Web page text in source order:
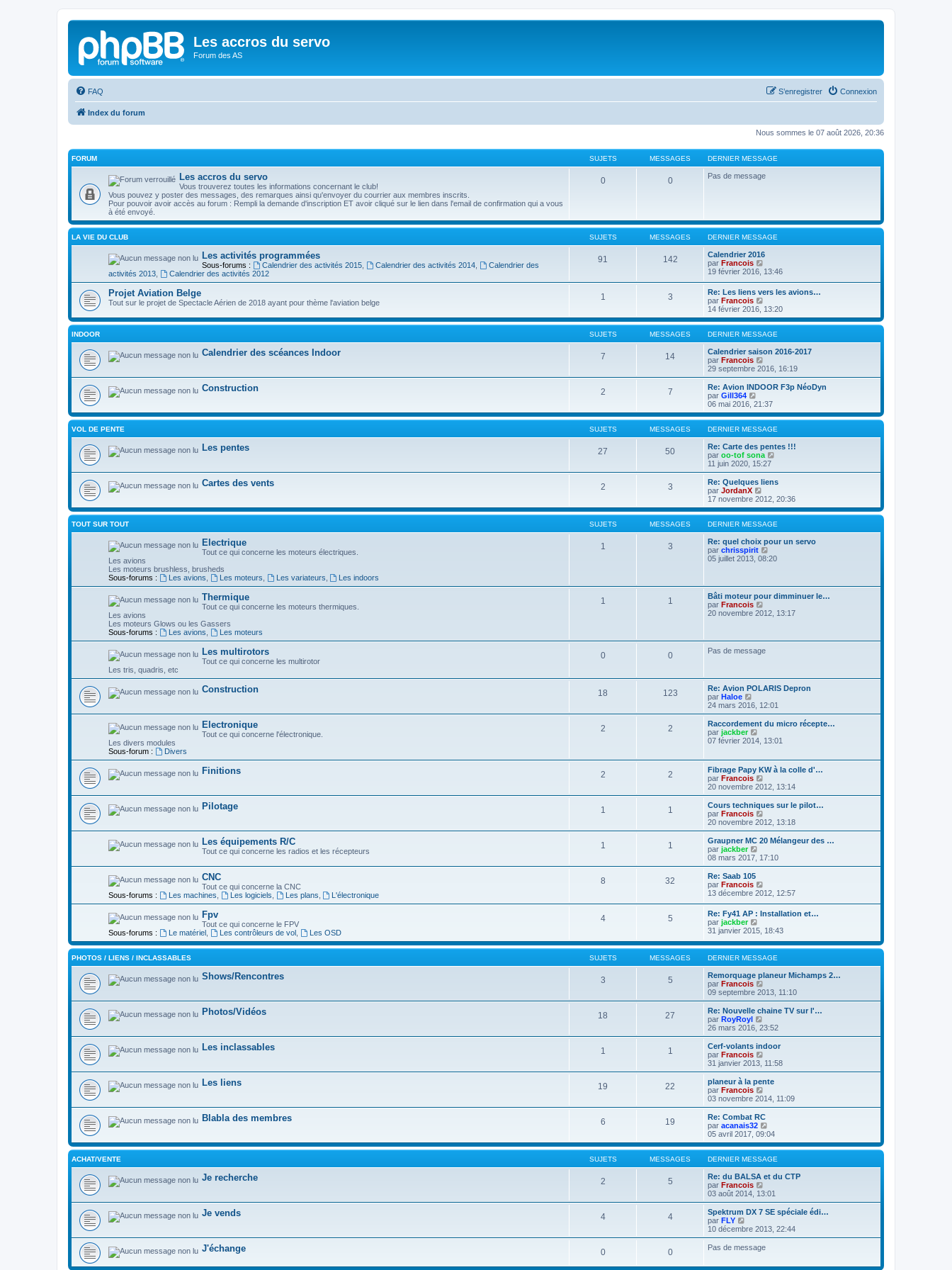
Les accros du servo
Forum des AS
FAQ Connexion
S’enregistrer
Index du forum
Nous sommes le 07 août 2026, 20:36
FORUM SUJETS MESSAGES DERNIER MESSAGE
Les accros du servo
Vous trouverez toutes les informations concernant le club!
Vous pouvez y poster des messages, des remarques ainsi qu'envoyer du courrier aux membres inscrits.
Pour pouvoir avoir accès au forum : Rempli la demande d'inscription ET avoir cliqué sur le lien dans l'email de confirmation qui a vous
à été envoyé.
0 0 Pas de message
LA VIE DU CLUB SUJETS MESSAGES DERNIER MESSAGE
Les activités programmées
Sous-forums : Calendrier des activités 2015, Calendrier des activités 2014,
Calendrier des
activités 2013
Calendrier des activités 2012
91 142
Calendrier 2016
par Francois
o
l
e
d
e
r
n
e
r
m
e
s
a
g
19 février 2016, 13:46
Projet Aviation Belge
Tout sur le projet de Spectacle Aérien de 2018 ayant pour thème l'aviation belge
1 3
Re: Les liens vers les avions…
par Francois
o
i
r
l
e
d
r
n
i
r
e
s
s
a
g
e
14 février 2016, 13:20
INDOOR SUJETS MESSAGES DERNIER MESSAGE
Calendrier des scéances Indoor 7 14
Calendrier saison 2016-2017
par Francois
o
i
r
e
e
r
n
i
e
r
e
s
s
a
g
e
29 septembre 2016, 16:19
Construction 2 7
Re: Avion INDOOR F3p NéoDyn
par Gill364
o
i
r
l
e
d
e
r
n
i
e
r
e
s
s
a
g
e
06 mai 2016, 21:37
VOL DE PENTE SUJETS MESSAGES DERNIER MESSAGE
Les pentes 27 50
Re: Carte des pentes !!!
par oo-tof sona
i
r
e
e
r
n
i
r
s
a
e
11 juin 2020, 15:27
Cartes des vents 2 3
Re: Quelques liens
par JordanX
o
i
r
l
e
d
e
r
m
e
s
g
e
17 novembre 2012, 20:36
TOUT SUR TOUT SUJETS MESSAGES DERNIER MESSAGE
Electrique
Tout ce qui concerne les moteurs électriques.
Les avions
Les moteurs brushless, brusheds
Sous-forums :
Les avions Les moteurs Les variateurs Les indoors
1 3
Re: quel choix pour un servo
par chrisspirit
o
d
e
r
e
s
s
a
g
e
05 juillet 2013, 08:20
Thermique
Tout ce qui concerne les moteurs thermiques.
Les avions
Les moteurs Glows ou les Gassers
Sous-forums :
Les avions Les moteurs
1 1
Bâti moteur pour dimminuer le…
par Francois
o
d
n
i
r
m
e
s
e
20 novembre 2012, 13:17
Les multirotors
Tout ce qui concerne les multirotor
Les tris, quadris, etc
0 0 Pas de message
Construction 18 123
Re: Avion POLARIS Depron
par Haloe
o
i
r
l
e
r
n
i
e
r
m
e
s
s
a
g
e
24 mars 2016, 12:01
Electronique
Tout ce qui concerne l'électronique.
Les divers modules
Sous-forum :
Divers
2 2
Raccordement du micro récepte…
par jackber
o
l
e
d
e
r
n
i
e
r
m
s
s
g
e
07 février 2014, 13:01
Finitions 2 2
Fibrage Papy KW à la colle d'…
par Francois
o
i
r
e
e
r
n
i
e
s
s
g
20 novembre 2012, 13:14
Pilotage 1 1
Cours techniques sur le pilot…
par Francois
o
i
r
e
n
i
e
r
e
s
s
a
g
e
20 novembre 2012, 13:18
Les équipements R/C
Tout ce qui concerne les radios et les récepteurs
1 1
Graupner MC 20 Mélangeur des …
par jackber
o
i
l
e
r
i
e
r
m
e
s
s
a
g
e
08 mars 2017, 17:10
CNC
Tout ce qui concerne la CNC
Sous-forums :
Les machines Les logiciels Les plans L'électronique
8 32
Re: Saab 105
par Francois
o
l
e
d
e
r
n
i
e
m
e
s
a
g
e
13 décembre 2012, 12:57
Fpv
Tout ce qui concerne le FPV
Sous-forums :
Le matériel, Les contrôleurs de vol, Les OSD
4 5
Re: Fy41 AP : Installation et…
par jackber
o
r
l
d
e
r
n
e
r
m
e
s
s
a
g
e
31 janvier 2015, 18:43
PHOTOS / LIENS / INCLASSABLES SUJETS MESSAGES DERNIER MESSAGE
Shows/Rencontres 3 5
Remorquage planeur Michamps 2…
par Francois
o
i
r
e
e
r
n
i
r
e
s
s
a
g
e
09 septembre 2013, 11:10
Photos/Vidéos 18 27
Re: Nouvelle chaine TV sur l'…
par RoyRoyl
o
i
r
e
r
n
i
r
m
e
s
a
e
26 mars 2016, 23:52
Les inclassables 1 1
Cerf-volants indoor
par Francois
o
i
r
e
e
r
n
i
e
r
m
s
s
a
e
31 janvier 2013, 11:58
Les liens 19 22
planeur à la pente
par Francois
o
i
r
l
e
e
r
n
i
r
e
s
s
a
e
03 novembre 2014, 11:09
Blabla des membres 6 19
Re: Combat RC
par acanais32
o
i
r
l
e
d
r
n
i
r
m
05 avril 2017, 09:04
ACHAT/VENTE SUJETS MESSAGES DERNIER MESSAGE
Je recherche 2 5
Re: du BALSA et du CTP
par Francois
o
i
r
e
r
03 août 2014, 13:01
Je vends 4 4
Spektrum DX 7 SE spéciale édi…
par FLY
o
i
r
10 décembre 2013, 22:44
J'échange 0 0 Pas de message